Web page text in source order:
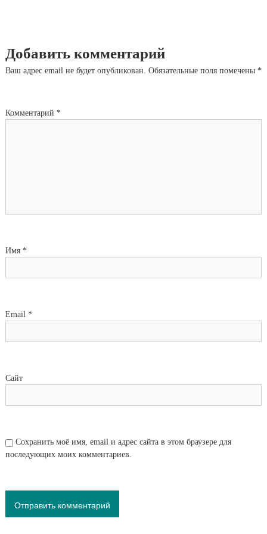
Добавить комментарий
Ваш адрес email не будет опубликован. Обязательные поля помечены *
Комментарий *
Имя *
Email *
Сайт
Сохранить моё имя, email и адрес сайта в этом браузере для
последующих моих комментариев.